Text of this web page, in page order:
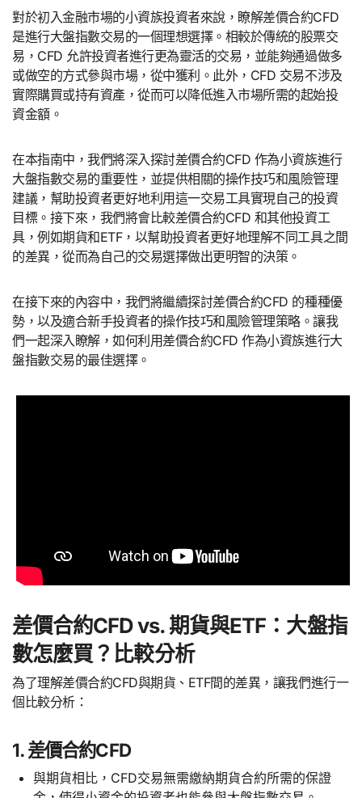
對於初入金融市場的小資族投資者來說，瞭解差價合約CFD
是進行大盤指數交易的一個理想選擇。相較於傳統的股票交
易，CFD 允許投資者進行更為靈活的交易，並能夠通過做多
或做空的方式參與市場，從中獲利。此外，CFD 交易不涉及
實際購買或持有資產，從而可以降低進入市場所需的起始投
資金額。
在本指南中，我們將深入探討差價合約CFD 作為小資族進行
大盤指數交易的重要性，並提供相關的操作技巧和風險管理
建議，幫助投資者更好地利用這一交易工具實現自己的投資
目標。接下來，我們將會比較差價合約CFD 和其他投資工
具，例如期貨和ETF，以幫助投資者更好地理解不同工具之間
的差異，從而為自己的交易選擇做出更明智的決策。
在接下來的內容中，我們將繼續探討差價合約CFD 的種種優
勢，以及適合新手投資者的操作技巧和風險管理策略。讓我
們一起深入瞭解，如何利用差價合約CFD 作為小資族進行大
盤指數交易的最佳選擇。
差價合約CFD vs. 期貨與ETF：大盤指
數怎麼買？比較分析
為了理解差價合約CFD與期貨、ETF間的差異，讓我們進行一
個比較分析：
1. 差價合約CFD
與期貨相比，CFD交易無需繳納期貨合約所需的保證